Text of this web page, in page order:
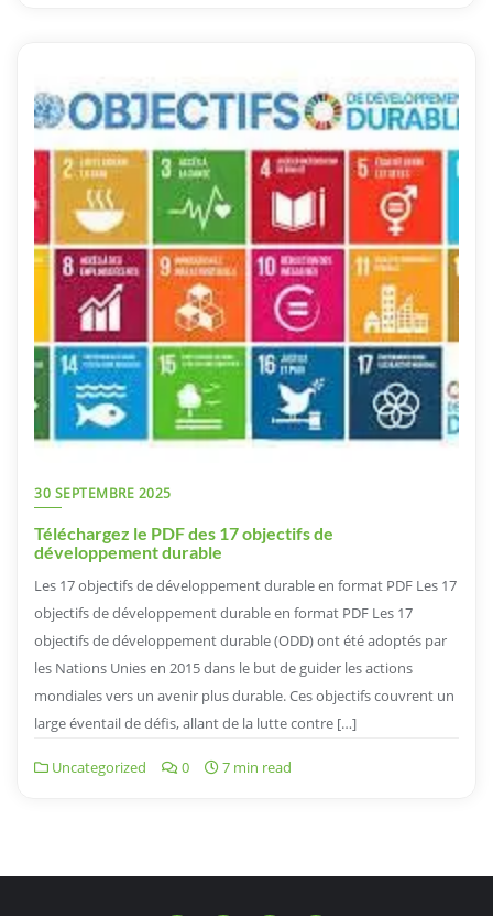
30 SEPTEMBRE 2025
Téléchargez le PDF des 17 objectifs de
développement durable
Les 17 objectifs de développement durable en format PDF Les 17
objectifs de développement durable en format PDF Les 17
objectifs de développement durable (ODD) ont été adoptés par
les Nations Unies en 2015 dans le but de guider les actions
mondiales vers un avenir plus durable. Ces objectifs couvrent un
large éventail de défis, allant de la lutte contre […]
Uncategorized 0 7 min read